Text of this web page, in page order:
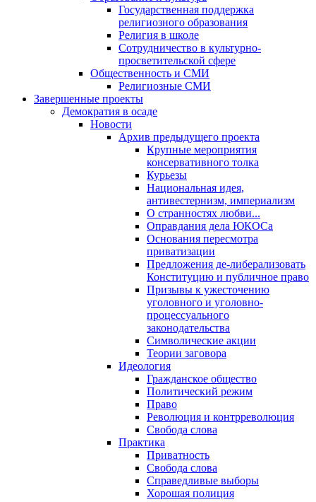
Государственная поддержка
религиозного образования
Религия в школе
Сотрудничество в культурно-
просветительской сфере
Общественность и СМИ
Религиозные СМИ
Завершенные проекты
Демократия в осаде
Новости
Архив предыдущего проекта
Крупные мероприятия
консервативного толка
Курьезы
Национальная идея,
антивестернизм, империализм
О странностях любви...
Оправдания дела ЮКОСа
Основания пересмотра
приватизации
Предложения де-либерализовать
Конституцию и публичное право
Призывы к ужесточению
уголовного и уголовно-
процессуального
законодательства
Символические акции
Теории заговора
Идеология
Гражданское общество
Политический режим
Право
Революция и контрреволюция
Свобода слова
Практика
Приватность
Свобода слова
Справедливые выборы
Хорошая полиция